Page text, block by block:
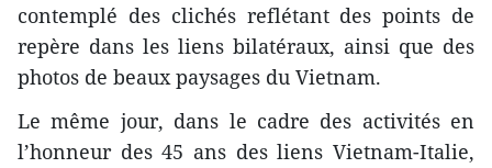
contemplé des clichés reflétant des points de
repère dans les liens bilatéraux​, ainsi que des
photos de beaux paysages du Vietnam.
Le même jour, dans le cadre des activités en
l’honneur des 45 ans des liens Vietnam-Italie,